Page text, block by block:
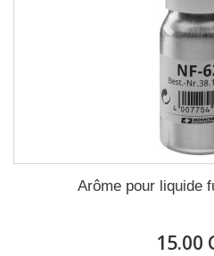
Arôme pour liquide
15.00